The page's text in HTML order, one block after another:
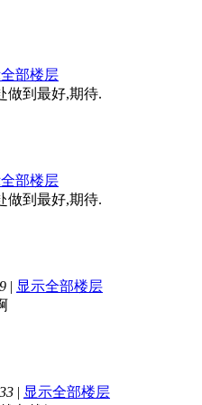
部楼层
做到最好,期待.
部楼层
做到最好,期待.
| 显示全部楼层
| 显示全部楼层